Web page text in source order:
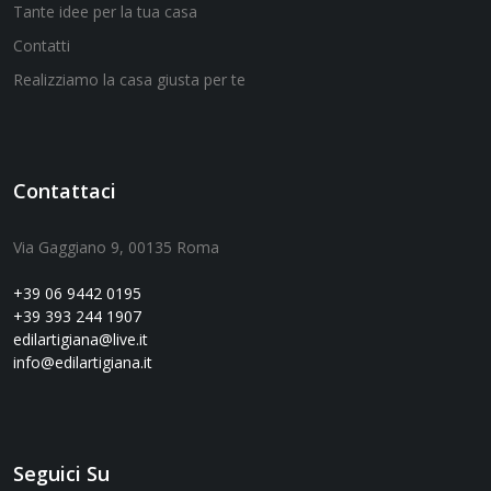
Tante idee per la tua casa
Contatti
Realizziamo la casa giusta per te
Contattaci
Via Gaggiano 9, 00135 Roma
+39 06 9442 0195
+39 393 244 1907
edilartigiana@live.it
info@edilartigiana.it
Seguici Su